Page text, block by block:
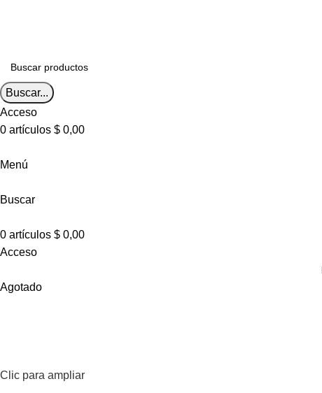
Buscar...
Acceso
0 artículos $ 0,00
Menú
Buscar
0 artículos $ 0,00
Acceso
Agotado
Clic para ampliar